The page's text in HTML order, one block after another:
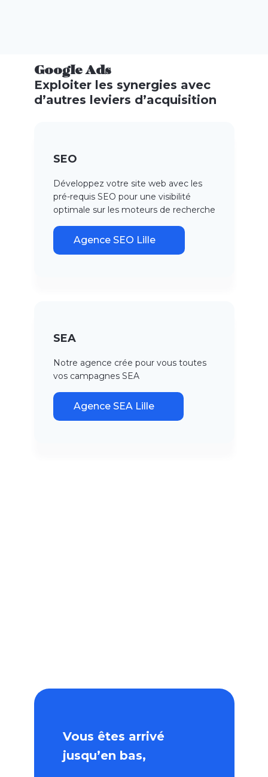
Google Ads
Exploiter les synergies avec
d’autres leviers d’acquisition
SEO
Développez votre site web avec les
pré-requis SEO pour une visibilité
optimale sur les moteurs de recherche
Agence SEO Lille
SEA
Notre agence crée pour vous toutes
vos campagnes SEA
Agence SEA Lille
Vous êtes arrivé
jusqu’en bas,